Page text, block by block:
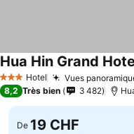
3 ÉtoilesHotel Vues
Hua Hin Grand
8,2 Très bien 3 482
De 19 CHF